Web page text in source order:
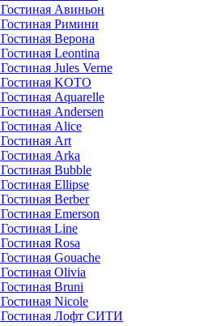
Гостиная Авиньон
Гостиная Римини
Гостиная Верона
Гостиная Leontina
Гостиная Jules Verne
Гостиная KOTO
Гостиная Aquarelle
Гостиная Andersen
Гостиная Alice
Гостиная Art
Гостиная Arka
Гостиная Bubble
Гостиная Ellipse
Гостиная Berber
Гостиная Emerson
Гостиная Line
Гостиная Rosa
Гостиная Gouache
Гостиная Olivia
Гостиная Bruni
Гостиная Nicole
Гостиная Лофт СИТИ